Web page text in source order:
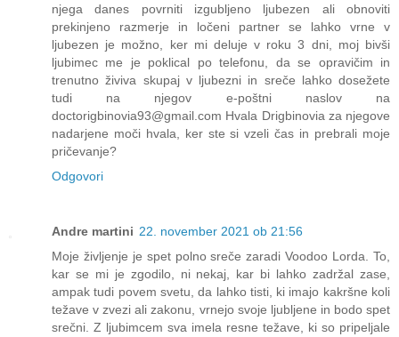
njega danes povrniti izgubljeno ljubezen ali obnoviti
prekinjeno razmerje in ločeni partner se lahko vrne v
ljubezen je možno, ker mi deluje v roku 3 dni, moj bivši
ljubimec me je poklical po telefonu, da se opravičim in
trenutno živiva skupaj v ljubezni in sreče lahko dosežete
tudi na njegov e-poštni naslov na
doctorigbinovia93@gmail.com Hvala Drigbinovia za njegove
nadarjene moči hvala, ker ste si vzeli čas in prebrali moje
pričevanje?
Odgovori
Andre martini 22. november 2021 ob 21:56
Moje življenje je spet polno sreče zaradi Voodoo Lorda. To,
kar se mi je zgodilo, ni nekaj, kar bi lahko zadržal zase,
ampak tudi povem svetu, da lahko tisti, ki imajo kakršne koli
težave v zvezi ali zakonu, vrnejo svoje ljubljene in bodo spet
srečni. Z ljubimcem sva imela resne težave, ki so pripeljale